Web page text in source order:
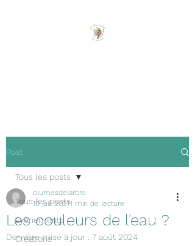
Post
Tous les posts
Evénements
Créations
Tous les posts
Les couleurs de l'eau ?
plumesdelarbre
10 juil. 20211 min de lecture
Dernière mise à jour : 7 août 2024